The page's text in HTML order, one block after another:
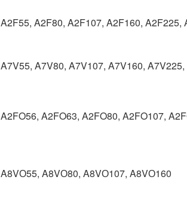
A2F55, A2F80, A2F107, A2F160,
A7V55, A7V80, A7V107, A7V160,
A2FO56, A2FO63, A2FO80, A2FO107,
A8VО55, A8VО80, A8VО107, A8VО160